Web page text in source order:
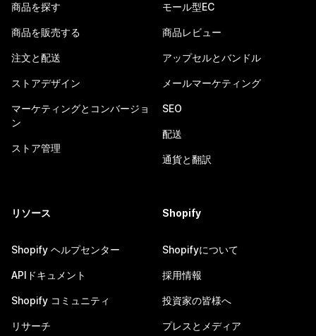
商品を探す
商品を販売する
注文と配送
ストアデザイン
マーケティングとコンバージョ
ン
ストア管理
モール型EC
商品レビュー
アップセルとバンドル
メールマーケティング
SEO
配送
通貨と翻訳
リソース
Shopify ヘルプセンター
APIドキュメント
Shopify コミュニティ
リサーチ
Shopify
Shopifyについて
採用情報
投資家の皆様へ
プレスとメディア